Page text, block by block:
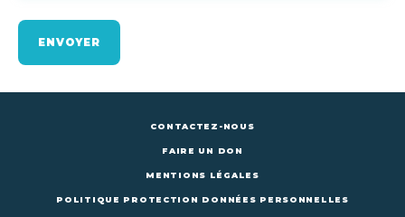
ENVOYER
CONTACTEZ-NOUS
FAIRE UN DON
MENTIONS LÉGALES
POLITIQUE PROTECTION DONNÉES PERSONNELLES